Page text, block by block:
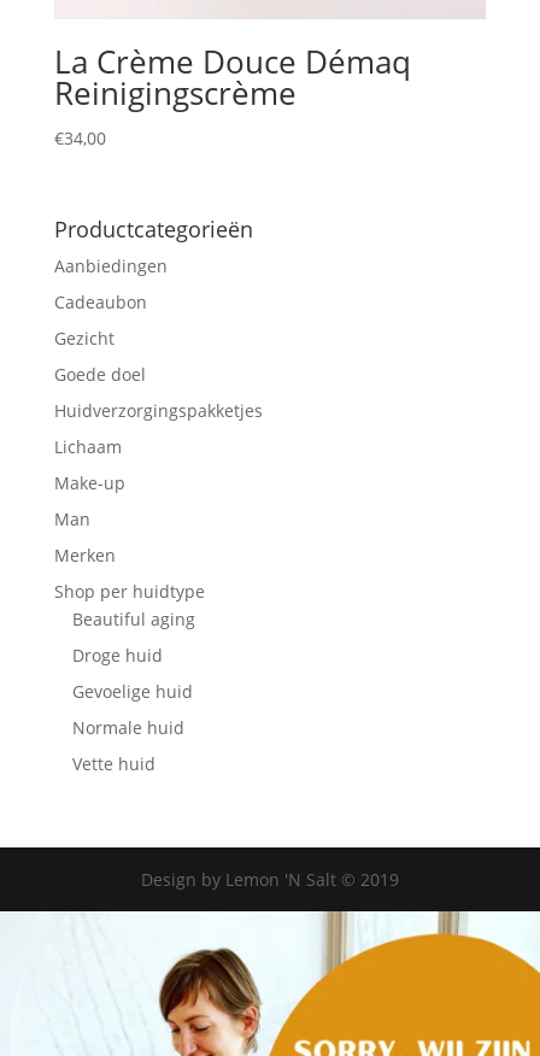
La Crème Douce Démaq
Reinigingscrème
€34,00
Productcategorieën
Aanbiedingen
Cadeaubon
Gezicht
Goede doel
Huidverzorgingspakketjes
Lichaam
Make-up
Man
Merken
Shop per huidtype
Beautiful aging
Droge huid
Gevoelige huid
Normale huid
Vette huid
Design by Lemon 'N Salt © 2019